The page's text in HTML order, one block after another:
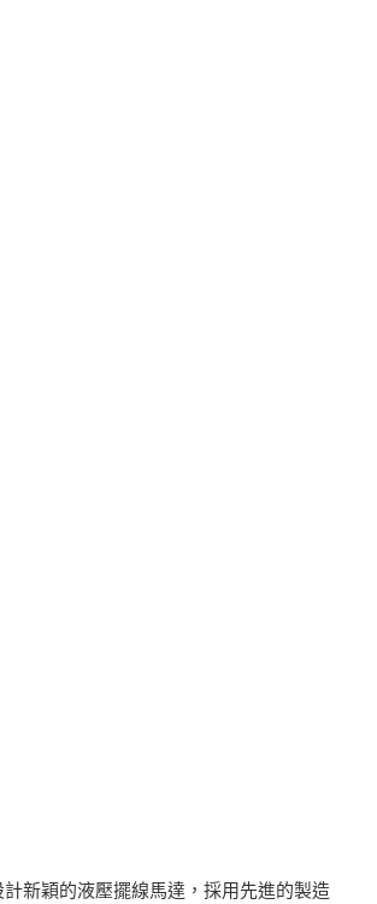
新穎的液壓擺線馬達，採用先進的製造